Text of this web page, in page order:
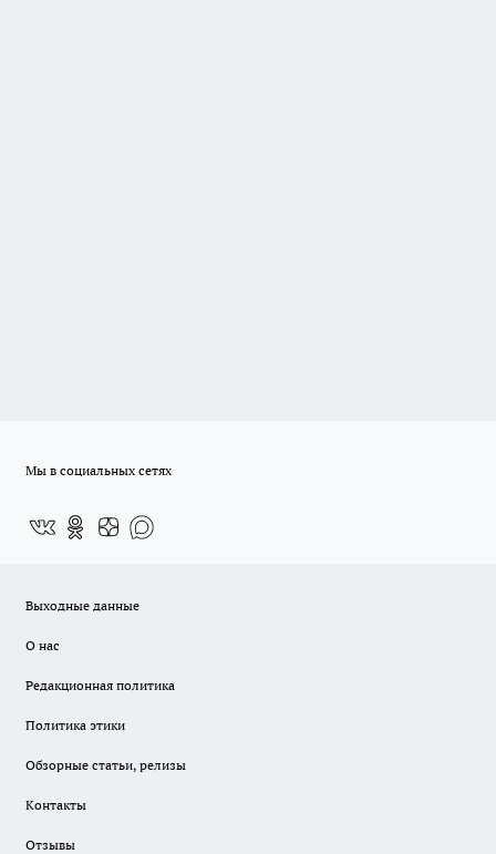
Мы в социальных сетях
Выходные данные
О нас
Редакционная политика
Политика этики
Обзорные статьи, релизы
Контакты
Отзывы